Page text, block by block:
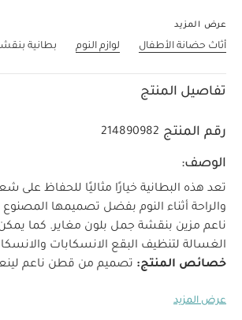
عرض المزيد
أثاث حضانة الأطفال لوازم النوم بطانية
تفاصيل المنتج
رقم المنتج 214890982
الوصف:
تعد هذه البطانية خيارًا مثاليًا للحفاظ
والراحة أثناء النوم بفضل تصميمها
ناعم مزين بنقشة جمل بلون مغاير. كما
الغسالة لتنظيف البقع الانسكابات
خصائص المنتج: تصميم من قطن ناعم
العمر المناسب:
عرض المزيد